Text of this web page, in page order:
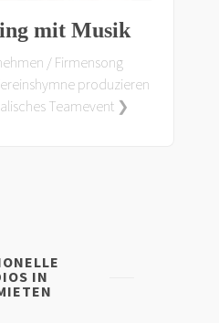
mit Musik
/ Firmensong
produzieren
Teamevent ❯
IN